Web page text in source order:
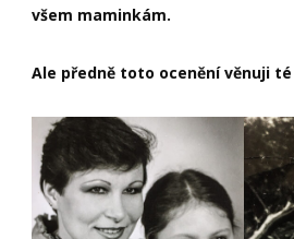
všem maminkám.
Ale předně toto ocenění věnuji